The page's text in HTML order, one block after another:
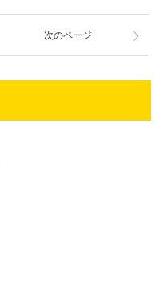
次のページ